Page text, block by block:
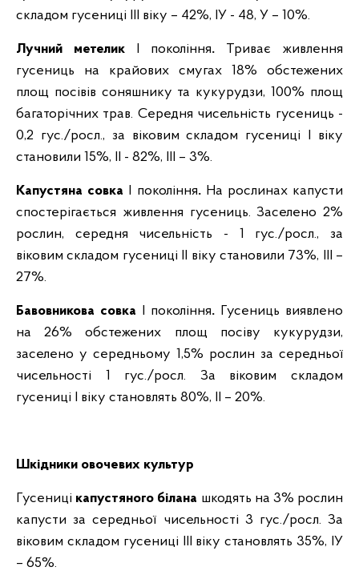
складом гусениці ІІІ віку – 42%, ІУ - 48, У – 10%.
Лучний метелик І покоління. Триває живлення
гусениць на крайових смугах 18% обстежених
площ посівів соняшнику та кукурудзи, 100% площ
багаторічних трав. Середня чисельність гусениць -
0,2 гус./росл., за віковим складом гусениці І віку
становили 15%, ІІ - 82%, ІІІ – 3%.
Капустяна совка І покоління. На рослинах капусти
спостерігається живлення гусениць. Заселено 2%
рослин, середня чисельність - 1 гус./росл., за
віковим складом гусениці ІІ віку становили 73%, ІІІ –
27%.
Бавовникова совка І покоління. Гусениць виявлено
на 26% обстежених площ посіву кукурудзи,
заселено у середньому 1,5% рослин за середньої
чисельності 1 гус./росл. За віковим складом
гусениці І віку становлять 80%, ІІ – 20%.
Шкідники овочевих культур
Гусениці капустяного білана шкодять на 3% рослин
капусти за середньої чисельності 3 гус./росл. За
віковим складом гусениці ІІІ віку становлять 35%, ІУ
– 65%.